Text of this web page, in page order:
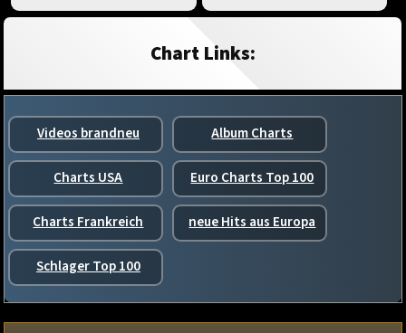
Chart Links:
Videos brandneu Album Charts
Charts USA Euro Charts Top 100
Charts Frankreich neue Hits aus Europa
Schlager Top 100